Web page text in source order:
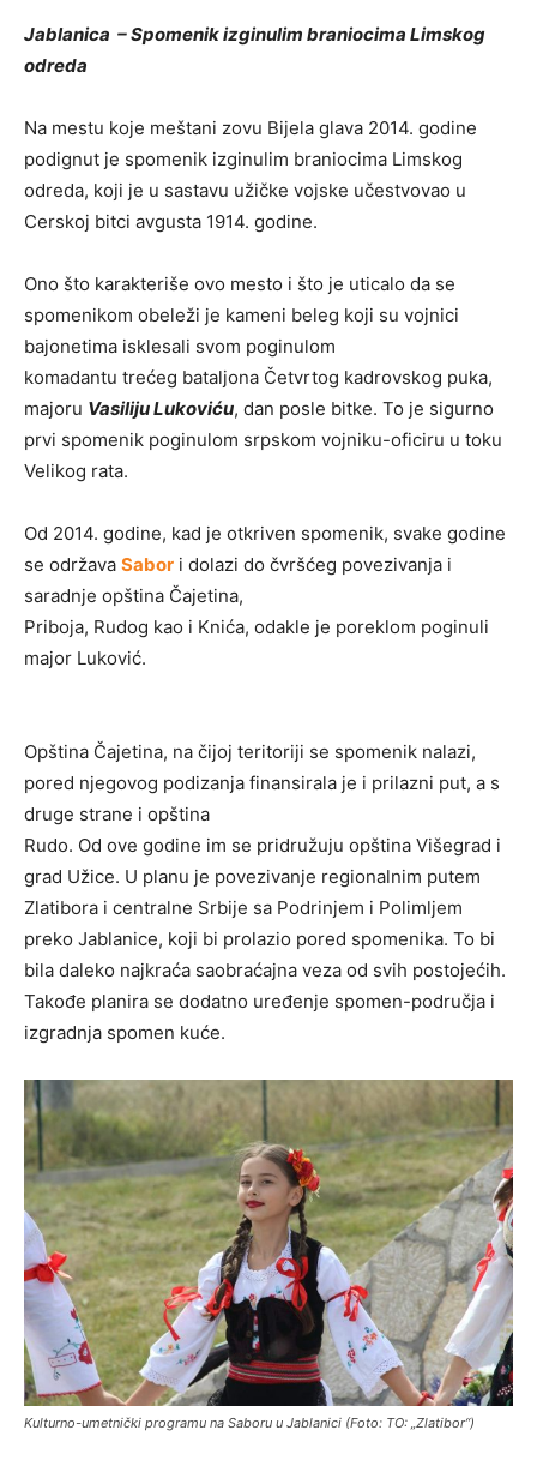
Jablanica – Spomenik izginulim braniocima Limskog
odreda
Na mestu koje meštani zovu Bijela glava 2014. godine
podignut je spomenik izginulim braniocima Limskog
odreda, koji je u sastavu užičke vojske učestvovao u
Cerskoj bitci avgusta 1914. godine.
Ono što karakteriše ovo mesto i što je uticalo da se
spomenikom obeleži je kameni beleg koji su vojnici
bajonetima isklesali svom poginulom
komadantu trećeg bataljona Četvrtog kadrovskog puka,
majoru Vasiliju Lukoviću, dan posle bitke. To je sigurno
prvi spomenik poginulom srpskom vojniku-oficiru u toku
Velikog rata.
Od 2014. godine, kad je otkriven spomenik, svake godine
se održava Sabor i dolazi do čvršćeg povezivanja i
saradnje opština Čajetina,
Priboja, Rudog kao i Knića, odakle je poreklom poginuli
major Luković.
Opština Čajetina, na čijoj teritoriji se spomenik nalazi,
pored njegovog podizanja finansirala je i prilazni put, a s
druge strane i opština
Rudo. Od ove godine im se pridružuju opština Višegrad i
grad Užice. U planu je povezivanje regionalnim putem
Zlatibora i centralne Srbije sa Podrinjem i Polimljem
preko Jablanice, koji bi prolazio pored spomenika. To bi
bila daleko najkraća saobraćajna veza od svih postojećih.
Takođe planira se dodatno uređenje spomen-područja i
izgradnja spomen kuće.
Kulturno-umetnički programu na Saboru u Jablanici (Foto: TO: „Zlatibor“)